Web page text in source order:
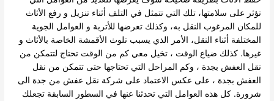
تؤثر على سلامتها، تلك التي تتمثل في التلف أثناء تنزيل و رفع الأثاث
للمكان المرغوب النقل به، وكذلك تعرضها للأتربة و العوامل الجوية
المختلفة أثناء النقل، الأمر الذي يسبب تلوث الأقمشة الخاصة بالأثاث و
غيرها. كذلك ضياع الوقت ، تخيل معي كم من الوقت تحتاج لتتمكن من
نقل العفش بجدة ، وكم المراحل التي تحتاجها حتى تتمكن من نقل
العفش بجدة ، على عكس الاعتماد على شركة نقل عفش من جدة الى
شرورة. كل هذه العوامل التي تحدثنا عنها في السطور السابقة تجعلك